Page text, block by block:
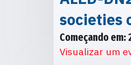
societies
Começando
Visualizar um